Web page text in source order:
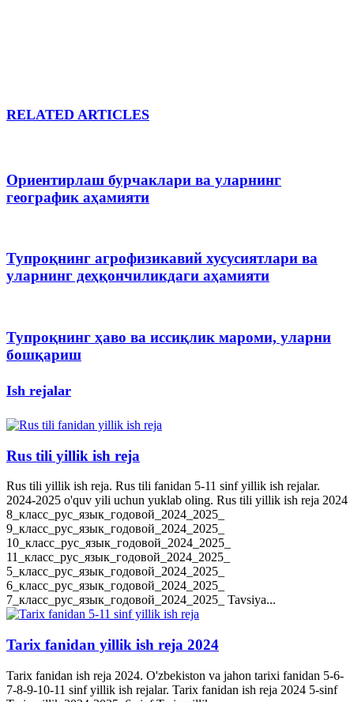
RELATED ARTICLES
Ориентирлаш бурчаклари ва уларнинг
географик аҳамияти
Тупроқнинг агрофизикавий хусусиятлари ва
уларнинг деҳқончиликдаги аҳамияти
Тупроқнинг ҳаво ва иссиқлик мароми, уларни
бошқариш
Ish rejalar
Rus tili yillik ish reja
Rus tili yillik ish reja. Rus tili fanidan 5-11 sinf yillik ish rejalar.
2024-2025 o'quv yili uchun yuklab oling. Rus tili yillik ish reja 2024
8_класс_рус_язык_годовой_2024_2025_
9_класс_рус_язык_годовой_2024_2025_
10_класс_рус_язык_годовой_2024_2025_
11_класс_рус_язык_годовой_2024_2025_
5_класс_рус_язык_годовой_2024_2025_
6_класс_рус_язык_годовой_2024_2025_
7_класс_рус_язык_годовой_2024_2025_ Tavsiya...
Tarix fanidan yillik ish reja 2024
Tarix fanidan ish reja 2024. O'zbekiston va jahon tarixi fanidan 5-6-
7-8-9-10-11 sinf yillik ish rejalar. Tarix fanidan ish reja 2024 5-sinf